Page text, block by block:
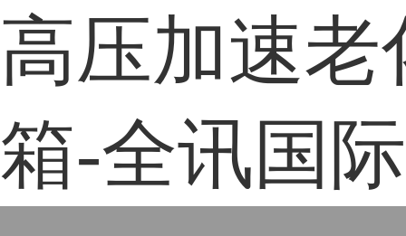
高压加速老
箱-全讯国际